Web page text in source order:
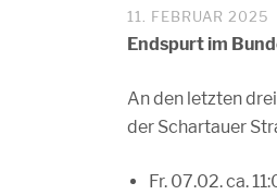
11. FEBRUAR 2025
Endspurt im
An den letzten
der Schartauer
Fr. 07.02. ca.